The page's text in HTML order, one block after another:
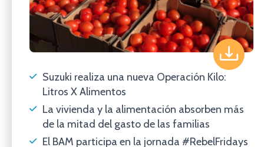
Suzuki realiza una nueva Operación Kilo:
Litros X Alimentos
La vivienda y la alimentación absorben más
de la mitad del gasto de las familias
El BAM participa en la jornada #RebelFridays